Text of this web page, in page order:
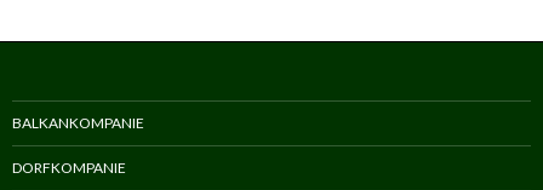
BALKANKOMPANIE
DORFKOMPANIE